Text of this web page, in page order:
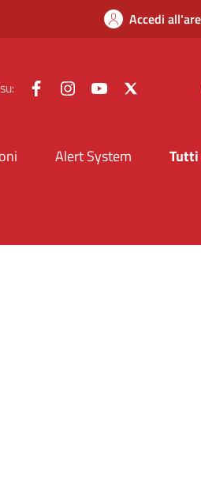
Accedi
FacebookInstagramYouTube
Alert System